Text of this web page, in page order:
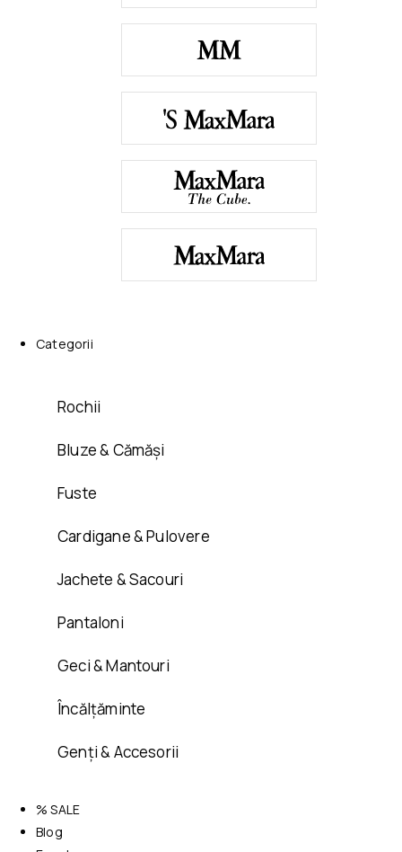
Categorii
Rochii
Bluze & Cămăși
Fuste
Cardigane & Pulovere
Jachete & Sacouri
Pantaloni
Geci & Mantouri
Încălțăminte
Genți & Accesorii
% SALE
Blog